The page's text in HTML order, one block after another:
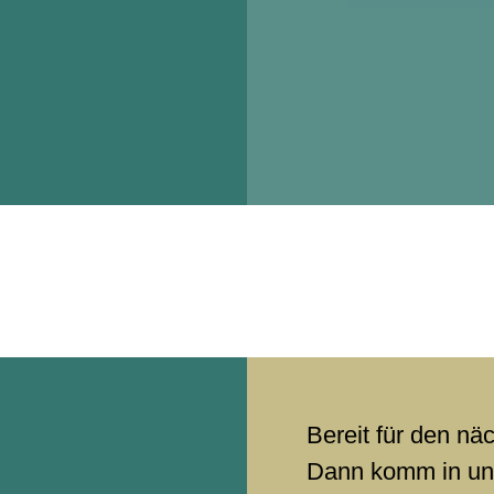
Bereit für den
Dann komm in